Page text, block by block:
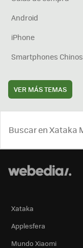
Android
iPhone
Smartphones Chinos
VER MÁS TEMAS
Xataka
Applesfera
Mundo Xiaomi